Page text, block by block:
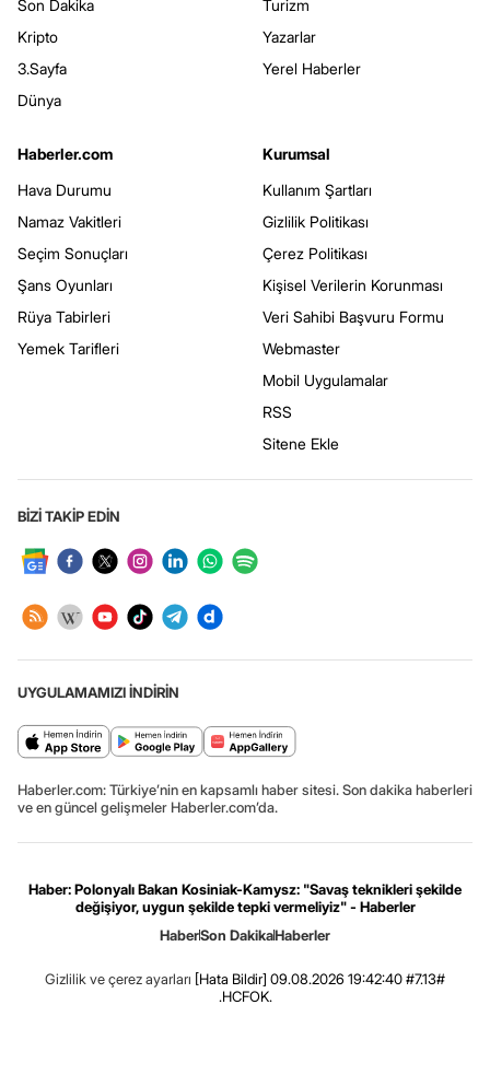
Son Dakika
Kripto
3.Sayfa
Dünya
Turizm
Yazarlar
Yerel Haberler
Haberler.com
Hava Durumu
Namaz Vakitleri
Seçim Sonuçları
Şans Oyunları
Rüya Tabirleri
Yemek Tarifleri
Kurumsal
Kullanım Şartları
Gizlilik Politikası
Çerez Politikası
Kişisel Verilerin Korunması
Veri Sahibi Başvuru Formu
Webmaster
Mobil Uygulamalar
RSS
Sitene Ekle
BİZİ TAKİP EDİN
UYGULAMAMIZI İNDİRİN
Haberler.com: Türkiye’nin en kapsamlı haber sitesi. Son dakika haberleri
ve en güncel gelişmeler Haberler.com’da.
Haber: Polonyalı Bakan Kosiniak-Kamysz: "Savaş teknikleri şekilde
değişiyor, uygun şekilde tepki vermeliyiz" - Haberler
HaberSon DakikaHaberler
Gizlilik ve çerez ayarları [Hata Bildir] 09.08.2026 19:42:40 #7.13#
.HCFOK.